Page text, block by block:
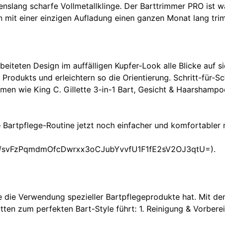
scharfe Vollmetallklinge. Der Barttrimmer PRO ist
einer einzigen Aufladung einen ganzen Monat lang
Design im auffälligen Kupfer-Look alle Blicke auf
und erleichtern so die Orientierung. Schritt-für-
wie King C. Gillette 3-in-1 Bart, Gesicht &
Routine jetzt noch einfacher und komfortabler
Verwendung spezieller Bartpflegeprodukte hat. Mit
zum perfekten Bart-Style führt: 1. Reinigung &